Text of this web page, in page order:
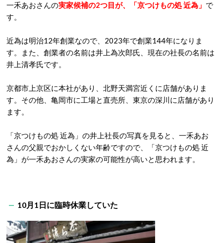
一禾あおさんの実家候補の2つ目が、「京つけもの処 近為」 で
す。
近為は明治12年創業なので、2023年で創業144年になりま
す。また、創業者の名前は井上為次郎氏、現在の社長の名前は
井上清孝氏です。
京都市上京区に本社があり、北野天満宮近くに店舗がありま
す。その他、亀岡市に工場と直売所、東京の深川に店舗があり
ます。
「京つけもの処 近為」の井上社長の写真を見ると、一禾あお
さんの父親でおかしくない年齢ですので、「京つけもの処 近
為」が一禾あおさんの実家の可能性が高いと思われます。
10月1日に臨時休業していた